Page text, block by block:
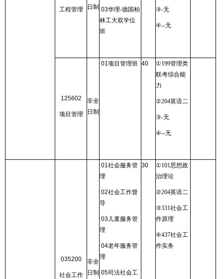
工程管理
日制 03华理-德国柏
林工大双学位
班
③-无
④--无
125602
项目管理
非全
日制
01项目管理班 40 ①199管理类
联考综合能
力
②204英语二
③-无
④--无
035200
社会工作
非全
日制
01社会服务管
理
02社会工作督
导
03儿童服务管
理
04老年服务管
理
05司法社会工
30 ①101思想政
治理论
②204英语二
③331社会工
作原理
④437社会工
作实务